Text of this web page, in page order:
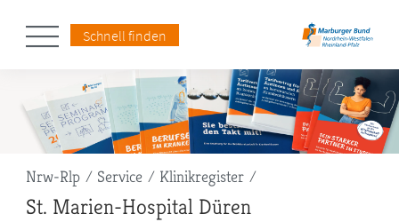
Schnell finden
Pfadnavigation
Nrw-Rlp Service Klinikregister
St. Marien-Hospital Düren